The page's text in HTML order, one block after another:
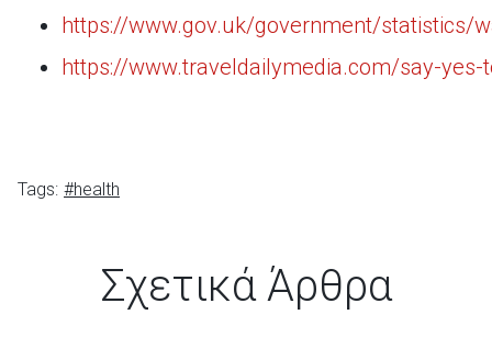
https://www.gov.uk/government/statistics/
https://www.traveldailymedia.com/say-
Tags: #health
Σχετικά Άρθρα